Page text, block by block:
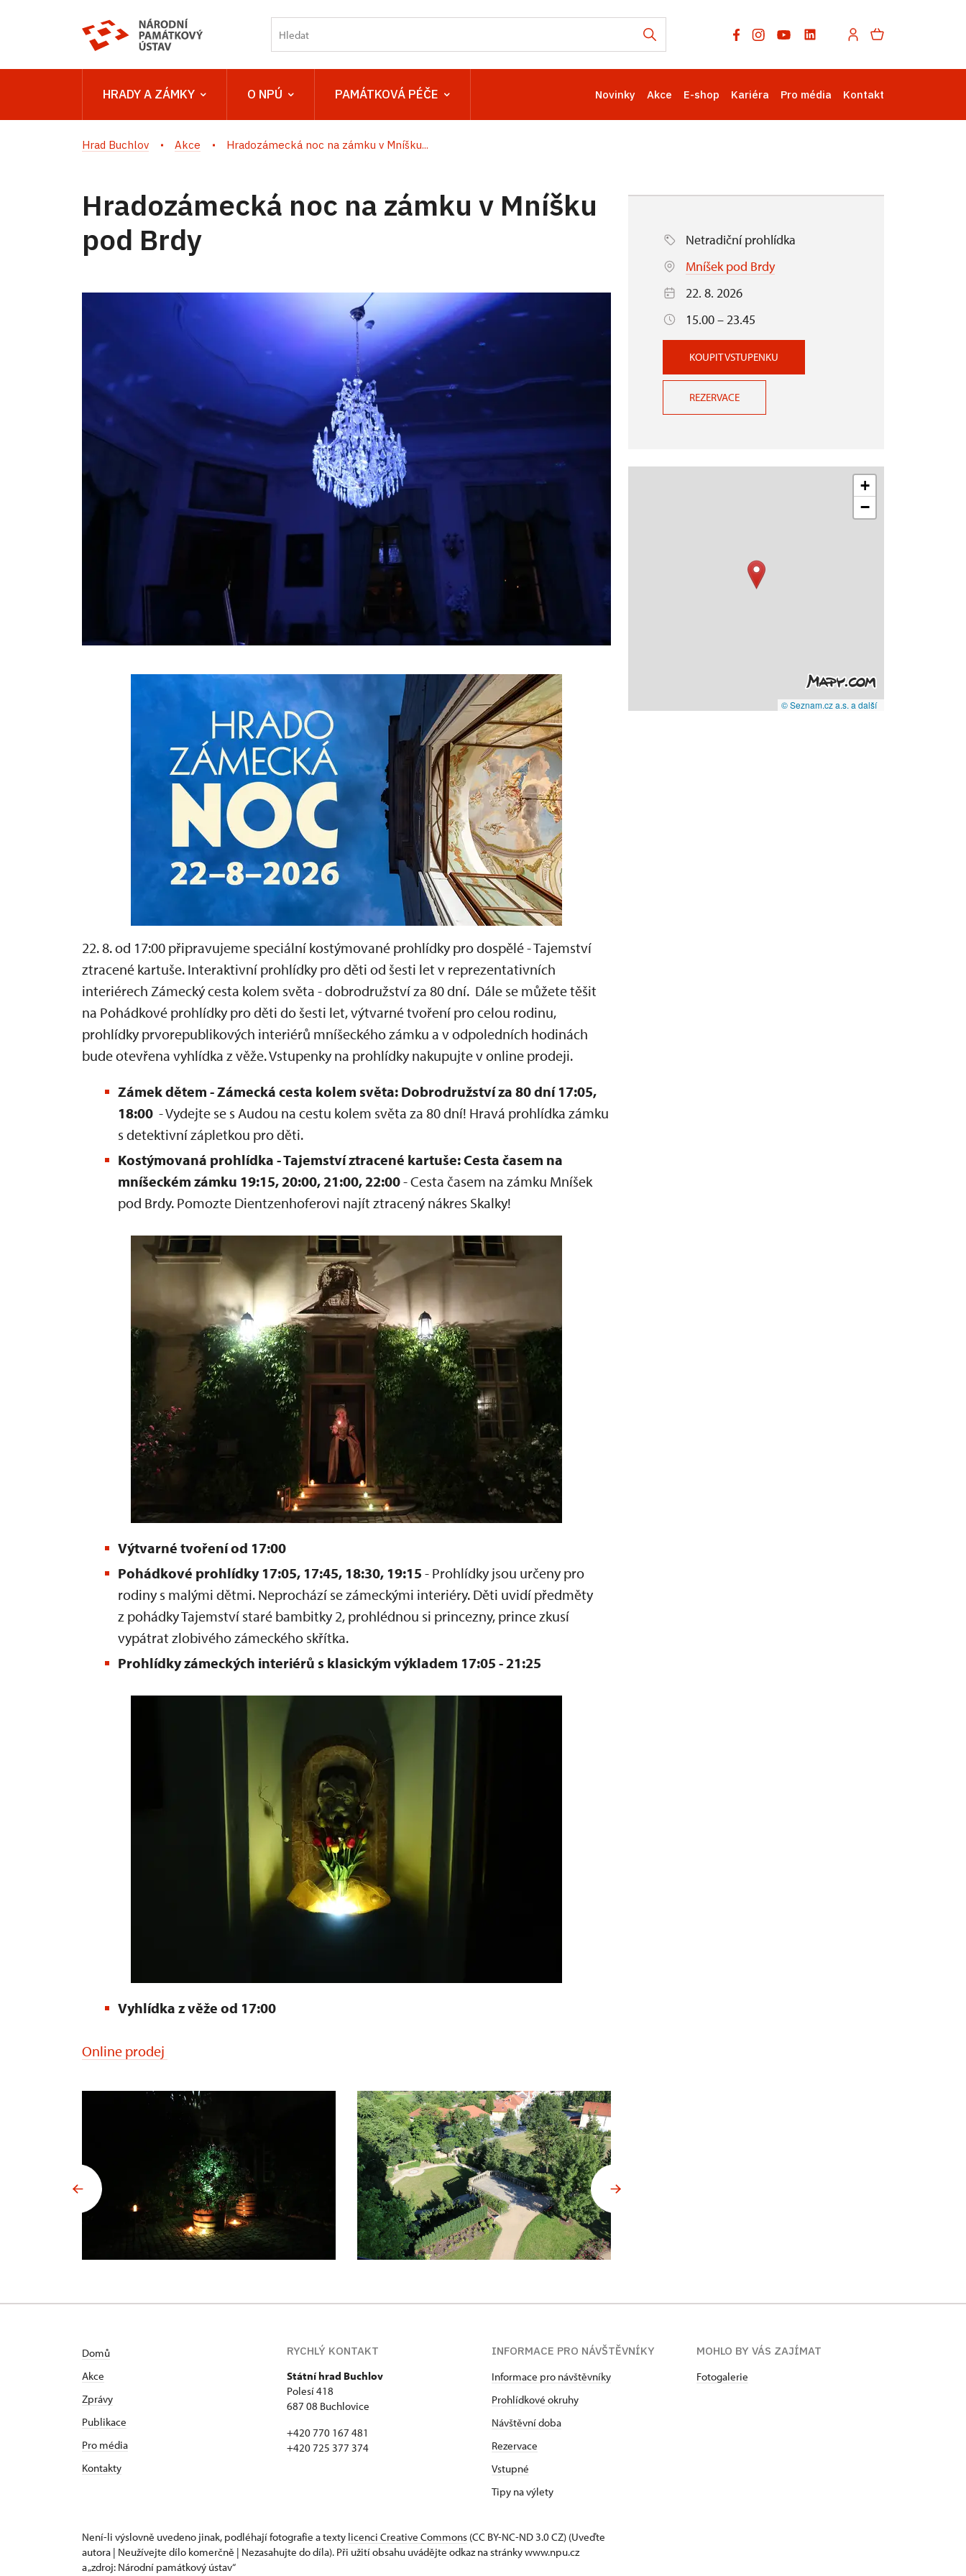
HRADY A ZÁMKY O NPÚ PAMÁTKOVÁ PÉČE Novinky Akce E-shop Kariéra Pro média Kontakt
Hrad Buchlov Akce Hradozámecká noc na zámku v Mníšku...
Hradozámecká noc na zámku v Mníšku
pod Brdy
22. 8. od 17:00 připravujeme speciální kostýmované prohlídky pro dospělé - Tajemství
ztracené kartuše. Interaktivní prohlídky pro děti od šesti let v reprezentativních
interiérech Zámecký cesta kolem světa - dobrodružství za 80 dní. Dále se můžete těšit
na Pohádkové prohlídky pro děti do šesti let, výtvarné tvoření pro celou rodinu,
prohlídky prvorepublikových interiérů mníšeckého zámku a v odpoledních hodinách
bude otevřena vyhlídka z věže. Vstupenky na prohlídky nakupujte v online prodeji.
Zámek dětem - Zámecká cesta kolem světa: Dobrodružství za 80 dní 17:05,
18:00 - Vydejte se s Audou na cestu kolem světa za 80 dní! Hravá prohlídka zámku
s detektivní zápletkou pro děti.
Kostýmovaná prohlídka - Tajemství ztracené kartuše: Cesta časem na
mníšeckém zámku 19:15, 20:00, 21:00, 22:00- Cesta časem na zámku Mníšek
pod Brdy. Pomozte Dientzenhoferovi najít ztracený nákres Skalky!
Výtvarné tvoření od 17:00
Pohádkové prohlídky 17:05, 17:45, 18:30, 19:15 - Prohlídky jsou určeny pro
rodiny s malými dětmi. Neprochází se zámeckými interiéry. Děti uvidí předměty
z pohádky Tajemství staré bambitky 2, prohlédnou si princezny, prince zkusí
vypátrat zlobivého zámeckého skřítka.
Prohlídky zámeckých interiérů s klasickým výkladem 17:05 - 21:25
Vyhlídka z věže od 17:00
Online prodej
Netradiční prohlídka
Mníšek pod Brdy
22. 8. 2026
15.00 – 23.45
KOUPIT VSTUPENKU
REZERVACE
+
−
© Seznam.cz a.s. a další
Domů
Akce
Zprávy
Publikace
Pro média
Kontakty
RYCHLÝ KONTAKT
Státní hrad Buchlov
Polesí 418
687 08 Buchlovice
+420 770 167 481
+420 725 377 374
INFORMACE PRO NÁVŠTĚVNÍKY
Informace pro návštěvníky
Prohlídkové okruhy
Návštěvní doba
Rezervace
Vstupné
Tipy na výlety
MOHLO BY VÁS ZAJÍMAT
Fotogalerie
Není-li výslovně uvedeno jinak, podléhají fotografie a texty licenci Creative Commons (CC BY-NC-ND 3.0 CZ) (Uveďte
autora | Neužívejte dílo komerčně | Nezasahujte do díla). Při užití obsahu uvádějte odkaz na stránky www.npu.cz
a „zdroj: Národní památkový ústav“